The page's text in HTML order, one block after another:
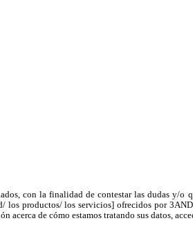
con la finalidad de contestar las dudas y/o
productos/ los servicios] ofrecidos por
acerca de cómo estamos tratando sus datos,